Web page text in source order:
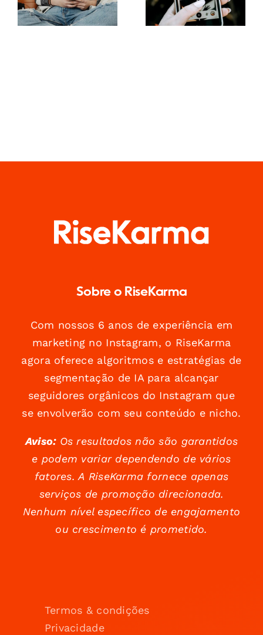
de grupos
no
realidade
aumentada
Sobre o RiseKarma
Com nossos 6 anos de experiência em
marketing no Instagram, o RiseKarma
agora oferece algoritmos e estratégias de
segmentação de IA para alcançar
seguidores orgânicos do Instagram que
se envolverão com seu conteúdo e nicho.
Aviso:Os resultados não são garantidos
e podem variar dependendo de vários
fatores. A RiseKarma fornece apenas
serviços de promoção direcionada.
Nenhum nível específico de engajamento
ou crescimento é prometido.
Termos & condições
Privacidade